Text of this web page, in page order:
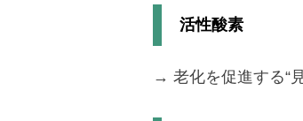
活性酸素
→ 老化を促進する“